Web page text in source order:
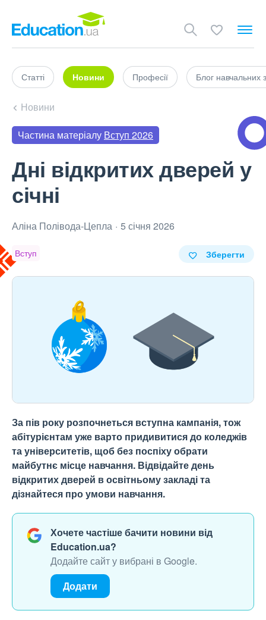
Статті Новини Професії Блог навчальних
Новини
Частина матеріалу Вступ 2026
Дні відкритих дверей у
січні
Аліна Полівода‑Цепла 5 січня 2026
Вступ Зберегти
За пів року розпочнеться вступна кампанія, тож
абітурієнтам уже варто придивитися до коледжів
та університетів, щоб без поспіху обрати
майбутнє місце навчання. Відвідайте день
відкритих дверей в освітньому закладі та
дізнайтеся про умови навчання.
Хочете частіше бачити новини від
Education.ua?
Додайте сайт у вибрані в Google.
Додати